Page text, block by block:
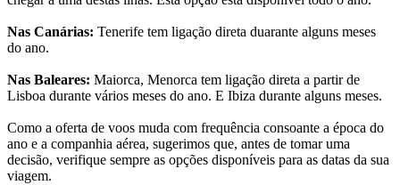
Nas Canárias: Tenerife tem ligação direta duarante alguns meses
do ano.
Nas Baleares: Maiorca, Menorca tem ligação direta a partir de
Lisboa durante vários meses do ano. E Ibiza durante alguns meses.
Como a oferta de voos muda com frequência consoante a época do
ano e a companhia aérea, sugerimos que, antes de tomar uma
decisão, verifique sempre as opções disponíveis para as datas da sua
viagem.